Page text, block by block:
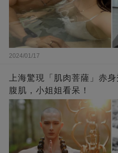
2024/01/17
上海驚現「肌肉菩薩」赤
腹肌，小姐姐看呆！